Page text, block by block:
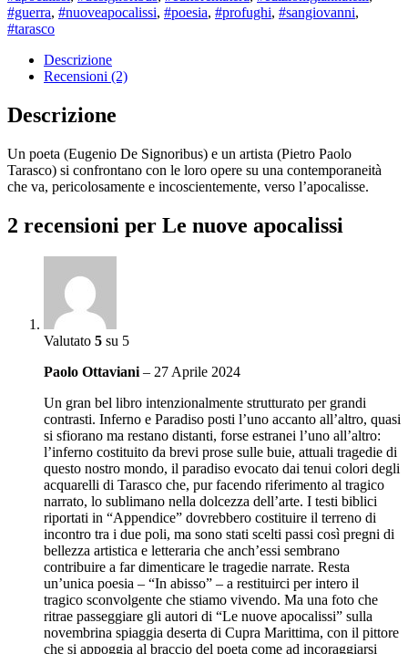
#guerra, #nuoveapocalissi, #poesia, #profughi, #sangiovanni,
#tarasco
Descrizione
Recensioni (2)
Descrizione
Un poeta (Eugenio De Signoribus) e un artista (Pietro Paolo
Tarasco) si confrontano con le loro opere su una contemporaneità
che va, pericolosamente e incoscientemente, verso l’apocalisse.
2 recensioni per Le nuove apocalissi
Valutato 5 su 5
Paolo Ottaviani – 27 Aprile 2024
Un gran bel libro intenzionalmente strutturato per grandi
contrasti. Inferno e Paradiso posti l’uno accanto all’altro, quasi
si sfiorano ma restano distanti, forse estranei l’uno all’altro:
l’inferno costituito da brevi prose sulle buie, attuali tragedie di
questo nostro mondo, il paradiso evocato dai tenui colori degli
acquarelli di Tarasco che, pur facendo riferimento al tragico
narrato, lo sublimano nella dolcezza dell’arte. I testi biblici
riportati in “Appendice” dovrebbero costituire il terreno di
incontro tra i due poli, ma sono stati scelti passi così pregni di
bellezza artistica e letteraria che anch’essi sembrano
contribuire a far dimenticare le tragedie narrate. Resta
un’unica poesia – “In abisso” – a restituirci per intero il
tragico sconvolgente che stiamo vivendo. Ma una foto che
ritrae passeggiare gli autori di “Le nuove apocalissi” sulla
novembrina spiaggia deserta di Cupra Marittima, con il pittore
che si appoggia al braccio del poeta come ad incoraggiarsi